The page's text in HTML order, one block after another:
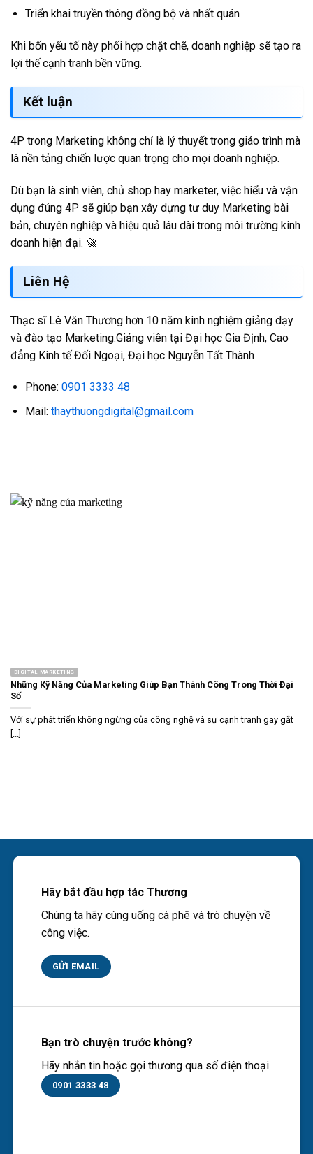
Triển khai truyền thông đồng bộ và nhất quán
Khi bốn yếu tố này phối hợp chặt chẽ, doanh nghiệp sẽ tạo ra
lợi thế cạnh tranh bền vững.
Kết luận
4P trong Marketing không chỉ là lý thuyết trong giáo trình mà
là nền tảng chiến lược quan trọng cho mọi doanh nghiệp.
Dù bạn là sinh viên, chủ shop hay marketer, việc hiểu và vận
dụng đúng 4P sẽ giúp bạn xây dựng tư duy Marketing bài
bản, chuyên nghiệp và hiệu quả lâu dài trong môi trường kinh
doanh hiện đại. 🚀
Liên Hệ
Thạc sĩ Lê Văn Thương hơn 10 năm kinh nghiệm giảng dạy
và đào tạo Marketing.Giảng viên tại Đại học Gia Định, Cao
đẳng Kinh tế Đối Ngoại, Đại học Nguyễn Tất Thành
Phone: 0901 3333 48
Mail: thaythuongdigital@gmail.com
DIGITAL MARKETING
Những Kỹ Năng Của Marketing Giúp Bạn Thành Công Trong Thời Đại
Số
Với sự phát triển không ngừng của công nghệ và sự cạnh tranh gay gắt
[...]
Hãy bắt đầu hợp tác Thương
Chúng ta hãy cùng uống cà phê và trò chuyện về
công việc.
GỬI EMAIL
Bạn trò chuyện trước không?
Hãy nhắn tin hoặc gọi thương qua số điện thoại
0901 3333 48